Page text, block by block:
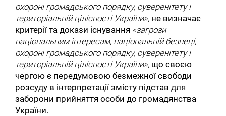
охороні громадського порядку, суверенітету і
територіальній цілісності України», не визначає
критерії та докази існування «загрози
національним інтересам, національній безпеці,
охороні громадського порядку, суверенітету і
територіальній цілісності України», що своєю
чергою є передумовою безмежної свободи
розсуду в інтерпретації змісту підстав для
заборони прийняття особи до громадянства
України.